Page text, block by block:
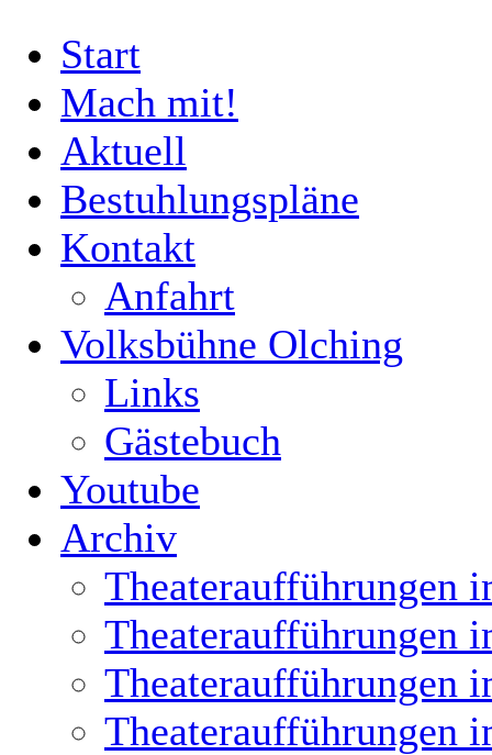
Start
Mach mit!
Aktuell
Bestuhlungspläne
Kontakt
Anfahrt
Volksbühne Olching
Links
Gästebuch
Youtube
Archiv
Theateraufführungen
Theateraufführungen
Theateraufführungen
Theateraufführungen